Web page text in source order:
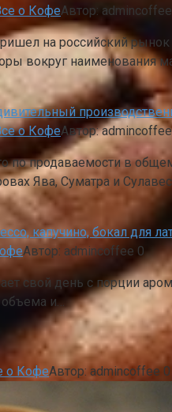
о КофеАвтор: admincoffee
на российский
вокруг наименования
о КофеАвтор: admincoffee
по продаваемости в
Ява, Суматра и
капучино, бокал для
Автор: admincoffee 0
свой день с порции
и…
о КофеАвтор: admincoffee 0